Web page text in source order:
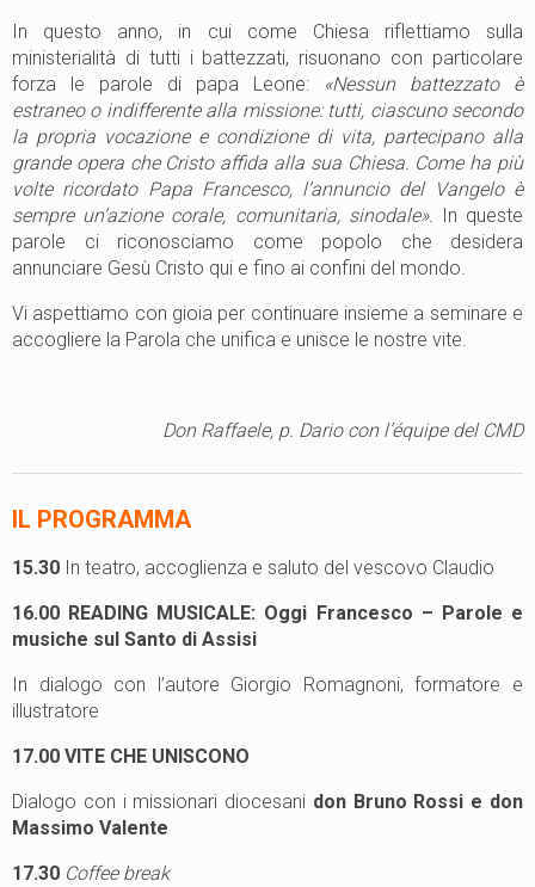
In questo anno, in cui come Chiesa riflettiamo sulla
ministerialità di tutti i battezzati, risuonano con particolare
forza le parole di papa Leone: «Nessun battezzato è
estraneo o indifferente alla missione: tutti, ciascuno secondo
la propria vocazione e condizione di vita, partecipano alla
grande opera che Cristo affida alla sua Chiesa. Come ha più
volte ricordato Papa Francesco, l’annuncio del Vangelo è
sempre un’azione corale, comunitaria, sinodale». In queste
parole ci riconosciamo come popolo che desidera
annunciare Gesù Cristo qui e fino ai confini del mondo.
Vi aspettiamo con gioia per continuare insieme a seminare e
accogliere la Parola che unifica e unisce le nostre vite.
Don Raffaele, p. Dario con l’équipe del CMD
IL PROGRAMMA
15.30 In teatro, accoglienza e saluto del vescovo Claudio
16.00 READING MUSICALE: Oggi Francesco – Parole e
musiche sul Santo di Assisi
In dialogo con l’autore Giorgio Romagnoni, formatore e
illustratore
17.00 VITE CHE UNISCONO
Dialogo con i missionari diocesani don Bruno Rossi e don
Massimo Valente
17.30 Coffee break